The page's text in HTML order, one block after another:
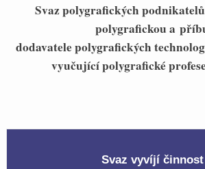
Svaz polygrafických
polygrafickou a
dodavatele polygrafických
vyučující polygrafické
Svaz vyvíjí